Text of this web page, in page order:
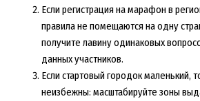
Если регистрация на марафон в
правила не помещаются на одну
получите лавину одинаковых
данных участников.
Если стартовый городок маленький,
неизбежны: масштабируйте зоны